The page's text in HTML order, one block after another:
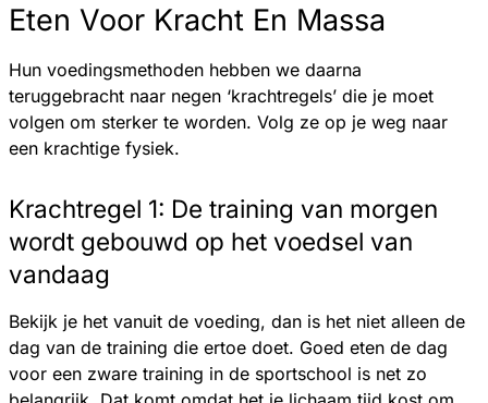
Eten Voor Kracht En Massa
Hun voedingsmethoden hebben we daarna
teruggebracht naar negen ‘krachtregels’ die je moet
volgen om sterker te worden. Volg ze op je weg naar
een krachtige fysiek.
Krachtregel 1: De training van morgen
wordt gebouwd op het voedsel van
vandaag
Bekijk je het vanuit de voeding, dan is het niet alleen de
dag van de training die ertoe doet. Goed eten de dag
voor een zware training in de sportschool is net zo